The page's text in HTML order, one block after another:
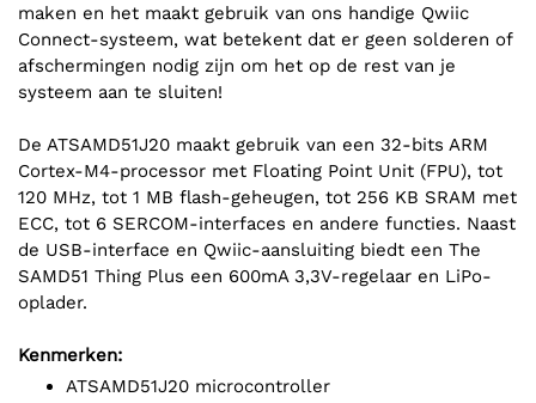
maken en het maakt gebruik van ons handige Qwiic
Connect-systeem, wat betekent dat er geen solderen of
afschermingen nodig zijn om het op de rest van je
systeem aan te sluiten!
De ATSAMD51J20 maakt gebruik van een 32-bits ARM
Cortex-M4-processor met Floating Point Unit (FPU), tot
120 MHz, tot 1 MB flash-geheugen, tot 256 KB SRAM met
ECC, tot 6 SERCOM-interfaces en andere functies. Naast
de USB-interface en Qwiic-aansluiting biedt een The
SAMD51 Thing Plus een 600mA 3,3V-regelaar en LiPo-
oplader.
Kenmerken:
ATSAMD51J20 microcontroller